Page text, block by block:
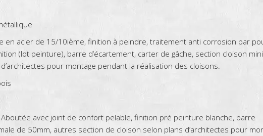
en acier de 15/10ième, finition à peindre, traitement anti corrosion par
(lot peinture), barre d‘écartement, carter de gâche, section cloison
pour montage pendant la réalisation des cloisons.
avec joint de confort pelable, finition pré peinture blanche, barre
de 50mm, autres section de cloison selon plans d’architectes pour